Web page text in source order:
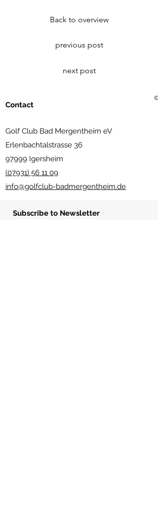
Back to overview
previous post
next post
Contact
Golf Club Bad Mergentheim eV
Erlenbachtalstrasse 36
97999 Igersheim
(07931) 56 11 09
info@golfclub-badmergentheim.de
Subscribe to Newsletter